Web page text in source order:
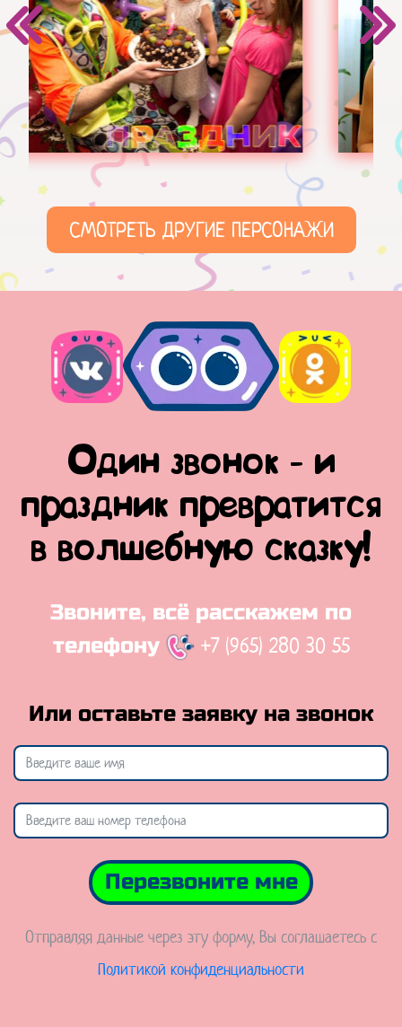
СМОТРЕТЬ ДРУГИЕ ПЕРСОНАЖИ
Один звонок - и
праздник превратится
в волшебную сказку!
Звоните, всё расскажем по
телефону
+7 (965) 280 30 55
Или оставьте заявку на звонок
Перезвоните мне
Отправляя данные через эту форму, Вы соглашаетесь с
Политикой конфиденциальности